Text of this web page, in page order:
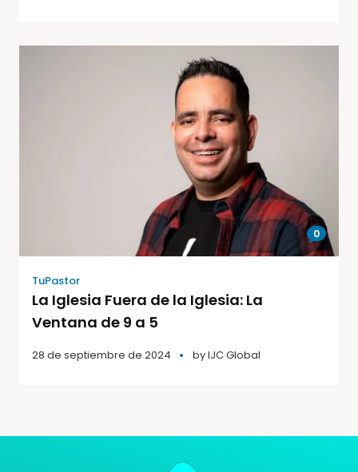
0
TuPastor
La Iglesia Fuera de la Iglesia: La
Ventana de 9 a 5
28 de septiembre de 2024 byIJC Global